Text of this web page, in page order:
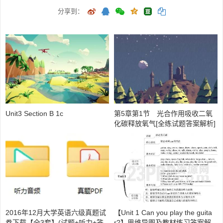
分享到：
Unit3 Section B 1c
第5章第1节 光合作用吸收二氧
化碳释放氧气[全练试题答案解析]
2016年12月大学英语六级真题试
【Unit 1 Can you play the guita